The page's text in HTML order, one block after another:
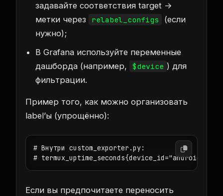
задавайте соответствия target →
метки через
relabel_configs
(если
нужно);
В Grafana используйте переменные
дашборда (например,
$device ) для
фильтрации.
Пример того, как можно организовать
label’ы (упрощённо):
# Внутри custom_exporter.py:
# termux_uptime_seconds{device_id="android-1"}
Если вы предпочитаете переносить